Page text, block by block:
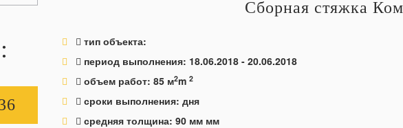
Сборная стяжка
тип объекта:
период выполнения: 18.06.2018 - 20.06.2018
объем работ: 85 м2m 2
сроки выполнения: дня
средняя толщина: 90 мммм